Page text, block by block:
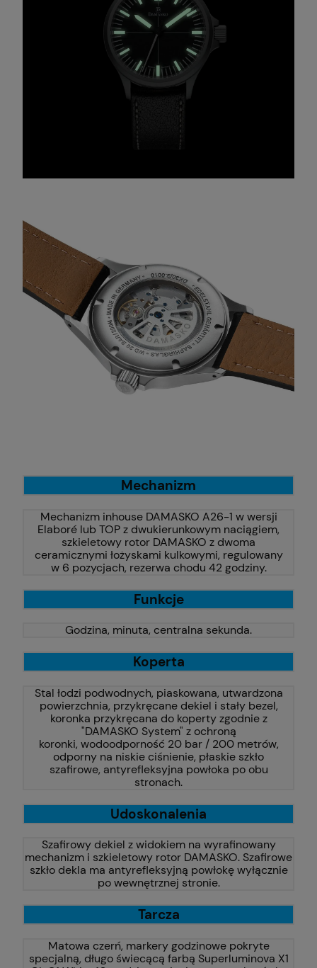
Mechanizm
Mechanizm inhouse DAMASKO A26-1 w wersji
Elaboré lub TOP z dwukierunkowym naciągiem,
szkieletowy rotor DAMASKO z dwoma
ceramicznymi łożyskami kulkowymi, regulowany
w 6 pozycjach, rezerwa chodu 42 godziny.
Funkcje
Godzina, minuta, centralna sekunda.
Koperta
Stal łodzi podwodnych, piaskowana, utwardzona
powierzchnia, przykręcane dekiel i stały bezel,
koronka przykręcana do koperty zgodnie z
"DAMASKO System" z ochroną
koronki, wodoodporność 20 bar / 200 metrów,
odporny na niskie ciśnienie, płaskie szkło
szafirowe, antyrefleksyjna powłoka po obu
stronach.
Udoskonalenia
Szafirowy dekiel z widokiem na wyrafinowany
mechanizm i szkieletowy rotor DAMASKO. Szafirowe
szkło dekla ma antyrefleksyjną powłokę wyłącznie
po wewnętrznej stronie.
Tarcza
Matowa czerń, markery godzinowe pokryte
specjalną, długo świecącą farbą Superluminova X1